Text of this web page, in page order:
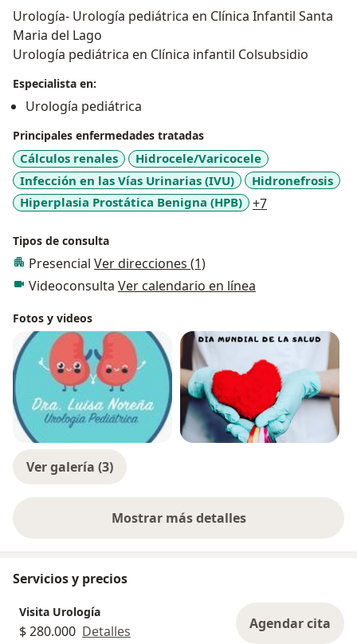
Urología- Urología pediátrica en Clínica Infantil Santa
Maria del Lago
Urología pediátrica en Clínica infantil Colsubsidio
Especialista en:
Urología pediátrica
Principales enfermedades tratadas
Cálculos renales
Hidrocele/Varicocele
Infección en las Vías Urinarias (IVU)
Hidronefrosis
Hiperplasia Prostática Benigna (HPB)
+7
Tipos de consulta
Presencial Ver direcciones (1)
Videoconsulta Ver calendario en línea
Fotos y videos
Ver galería (3)
Mostrar más detalles
sobre la experiencia
Servicios y precios
Visita Urología
$ 280.000 Detalles Agendar cita